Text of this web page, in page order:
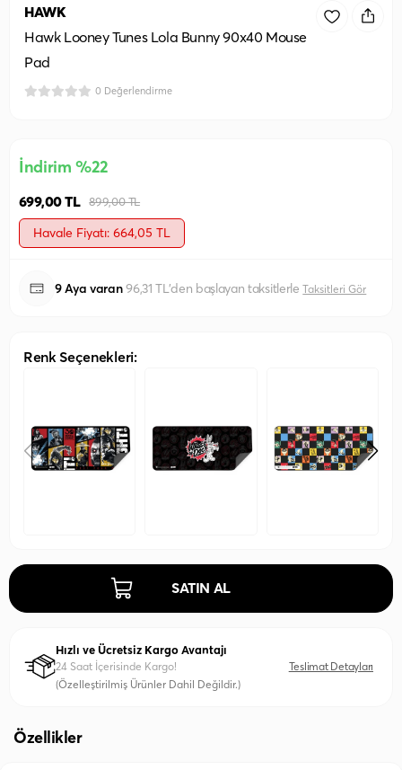
HAWK
Hawk Looney Tunes Lola Bunny 90x40 Mouse
Pad
0 Değerlendirme
İndirim %22
699,00 TL 899,00 TL
Havale Fiyatı: 664,05 TL
9 Aya varan96,31 TL'den başlayan taksitlerleTaksitleri Gör
Renk Seçenekleri:
SATIN AL
Hızlı ve Ücretsiz Kargo Avantajı
24 Saat İçerisinde Kargo!
(Özelleştirilmiş Ürünler Dahil Değildir.)
Teslimat Detayları
Özellikler